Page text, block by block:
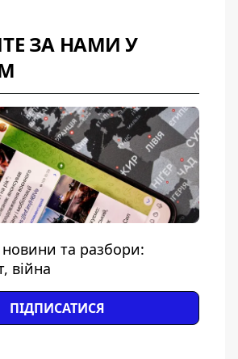
ЗА НАМИ У
та разбори:
війна
ПІДПИСАТИСЯ